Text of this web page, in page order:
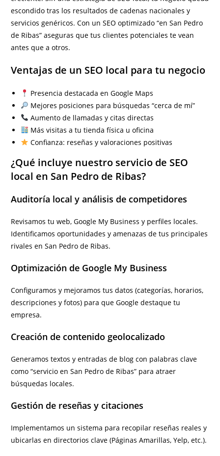
escondido tras los resultados de cadenas nacionales y
servicios genéricos. Con un SEO optimizado “en San Pedro
de Ribas” aseguras que tus clientes potenciales te vean
antes que a otros.
Ventajas de un SEO local para tu negocio
Presencia destacada en Google Maps
Mejores posiciones para búsquedas “cerca de mí”
Aumento de llamadas y citas directas
Más visitas a tu tienda física u oficina
Confianza: reseñas y valoraciones positivas
¿Qué incluye nuestro servicio de SEO
local en San Pedro de Ribas?
Auditoría local y análisis de competidores
Revisamos tu web, Google My Business y perfiles locales.
Identificamos oportunidades y amenazas de tus principales
rivales en San Pedro de Ribas.
Optimización de Google My Business
Configuramos y mejoramos tus datos (categorías, horarios,
descripciones y fotos) para que Google destaque tu
empresa.
Creación de contenido geolocalizado
Generamos textos y entradas de blog con palabras clave
como “servicio en San Pedro de Ribas” para atraer
búsquedas locales.
Gestión de reseñas y citaciones
Implementamos un sistema para recopilar reseñas reales y
ubicarlas en directorios clave (Páginas Amarillas, Yelp, etc.).